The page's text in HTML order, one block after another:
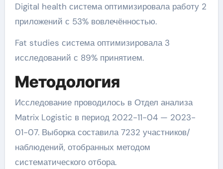
Digital health система оптимизировала работу 2
приложений с 53% вовлечённостью.
Fat studies система оптимизировала 3
исследований с 89% принятием.
Методология
Исследование проводилось в Отдел анализа
Matrix Logistic в период 2022-11-04 — 2023-
01-07. Выборка составила 7232 участников/
наблюдений, отобранных методом
систематического отбора.